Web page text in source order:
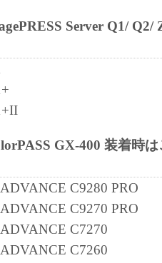
ネットワークを通じて接
かるコンピューターの使
」を使用させることがで
の使用者に本契約書上の
もに、その履行に関し全
(1)に基づいて「本ソフ
アップとして、「本ソフ
ができます。
(2)に定める場合を除き、
サーのいかなる知的財産
わず、本契約書によって
Server Q1/ Q2/
GX-400 装着時
C9280 PRO
C9270 PRO
C7270
C7260